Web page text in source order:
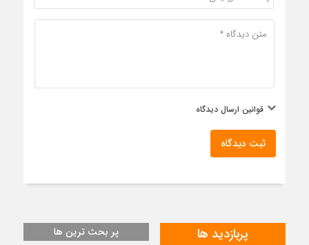
قوانین ارسال دیدگاه
ثبت دیدگاه
پربازدید ها پر بحث ترین ها